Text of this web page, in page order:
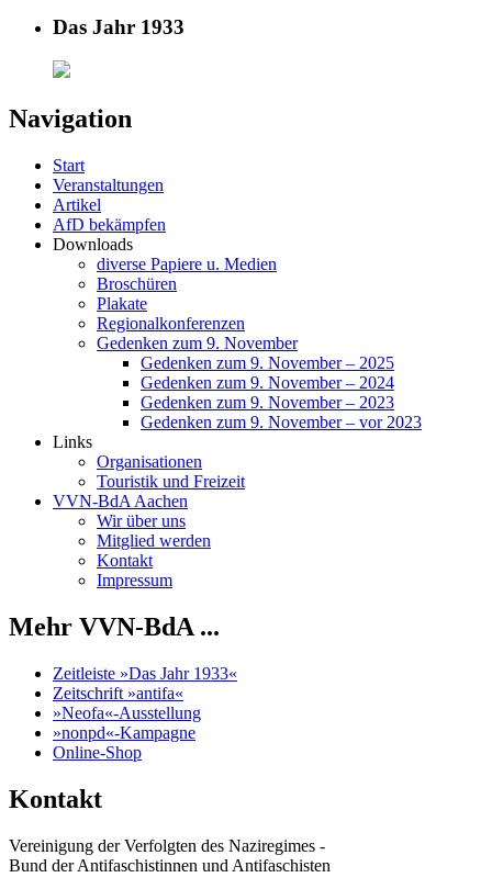
Das Jahr 1933
Navigation
Start
Veranstaltungen
Artikel
AfD bekämpfen
Downloads
diverse Papiere u. Medien
Broschüren
Plakate
Regionalkonferenzen
Gedenken zum 9. November
Gedenken zum 9. November – 2025
Gedenken zum 9. November – 2024
Gedenken zum 9. November – 2023
Gedenken zum 9. November – vor 2023
Links
Organisationen
Touristik und Freizeit
VVN-BdA Aachen
Wir über uns
Mitglied werden
Kontakt
Impressum
Mehr VVN-BdA ...
Zeitleiste »Das Jahr 1933«
Zeitschrift »antifa«
»Neofa«-Ausstellung
»nonpd«-Kampagne
Online-Shop
Kontakt
Vereinigung der Verfolgten des Naziregimes -
Bund der Antifaschistinnen und Antifaschisten